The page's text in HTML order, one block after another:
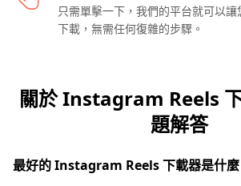
只需單擊一下，我們的平台就可以
下載，無需任何復雜的步驟。
關於 Instagram Reels
題解答
最好的 Instagram Reels 下載器是什麼